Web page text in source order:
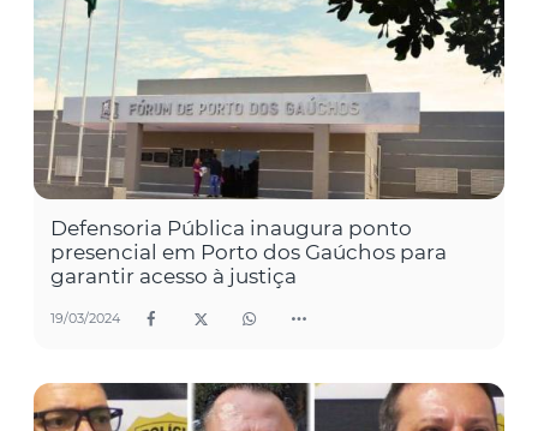
Defensoria Pública inaugura ponto
presencial em Porto dos Gaúchos para
garantir acesso à justiça
19/03/2024